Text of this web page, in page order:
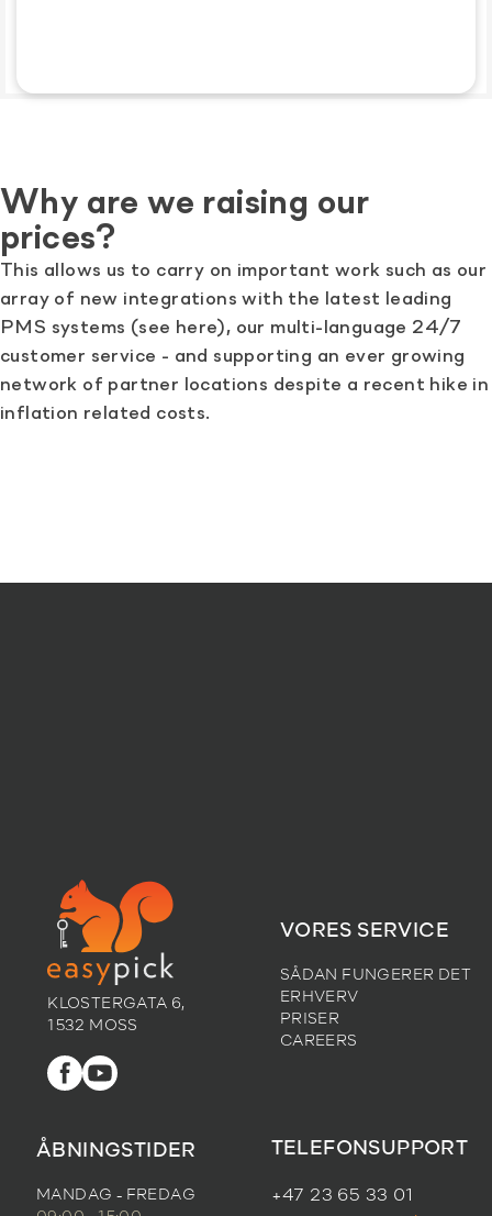
Why are we raising our
prices?
This allows us to carry on important work such as our
array of new integrations with the latest leading
PMS systems (see here), our multi-language 24/7
customer service - and supporting an ever growing
network of partner locations despite a recent hike in
inflation related costs.
KLOSTERGATA 6,
1532 MOSS
VORES SERVICE
SÅDAN FUNGERER DET
ERHVERV
PRISER
CAREERS
ÅBNINGSTIDER
MANDAG - FREDAG
TELEFONSUPPORT
+47 23 65 33 01